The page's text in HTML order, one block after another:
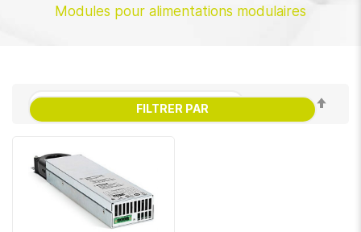
Modules pour alimentations modulaires
FILTRER PAR